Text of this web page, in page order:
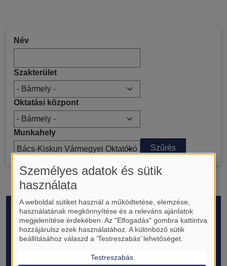
Név
Szakterület
Oktatási központ
Munkahely
Lábléc
RÓLUNK
Bemutatkozás és történet
Működés és célok
Transzlációs Medicina Alapítvány
Személyes adatok és sütik
használata
A weboldal sütiket használ a működtetése, elemzése,
használatának megkönnyítése és a releváns ajánlatok
megjelenítése érdekében. Az "Elfogadás" gombra kattintva
hozzájárulsz ezek használatához. A különböző sütik
beállításához válaszd a ’Testreszabás’ lehetőséget.
Testreszabás